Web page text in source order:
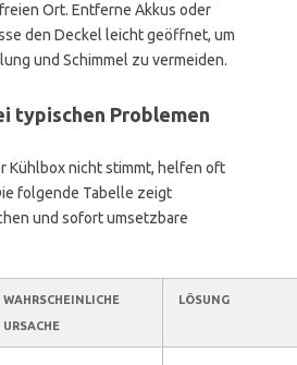
Ort. Entferne Akkus oder
den Deckel leicht geöffnet, um
und Schimmel zu vermeiden.
typischen Problemen
Kühlbox nicht stimmt, helfen oft
folgende Tabelle zeigt
und sofort umsetzbare
WAHRSCHEINLICHE
URSACHE
LÖSUNG